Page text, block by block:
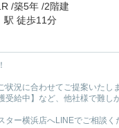
/築5年 /2階建
駅 徒歩11分
況に合わせてご提案いたしま
給中】など、他社様で難し
ー横浜店へLINEでご相談く